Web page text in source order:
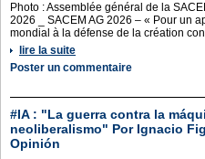
Photo : Assemblée général de la
2026 _ SACEM AG 2026 – « Pour un
mondial à la défense de la création
lire la suite
Poster un commentaire
#IA : "La guerra contra la
neoliberalismo" Por Ignacio
Opinión